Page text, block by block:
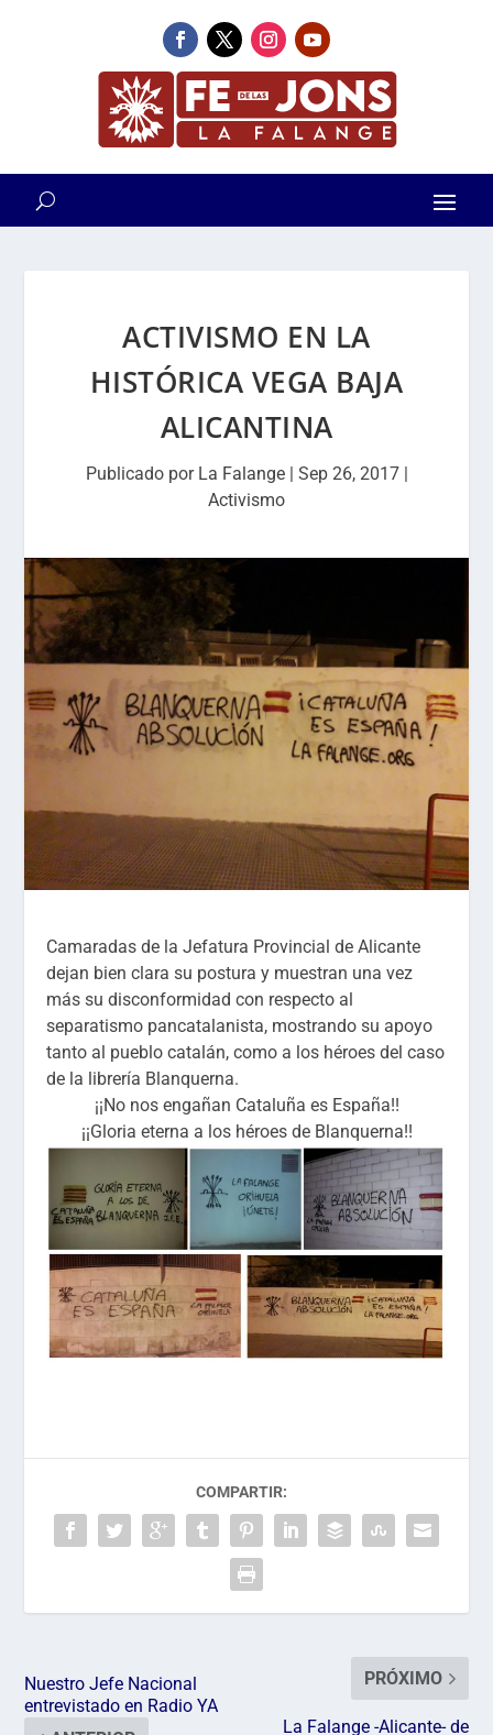
ACTIVISMO EN LA
HISTÓRICA VEGA BAJA
ALICANTINA
Publicado por La Falange| Sep 26, 2017|
Activismo
Camaradas de la Jefatura Provincial de Alicante
dejan bien clara su postura y muestran una vez
más su disconformidad con respecto al
separatismo pancatalanista, mostrando su apoyo
tanto al pueblo catalán, como a los héroes del caso
de la librería Blanquerna.
¡¡No nos engañan Cataluña es España!!
¡¡Gloria eterna a los héroes de Blanquerna!!
COMPARTIR:
Nuestro Jefe Nacional
entrevistado en Radio YA
PRÓXIMO
La Falange -Alicante- de